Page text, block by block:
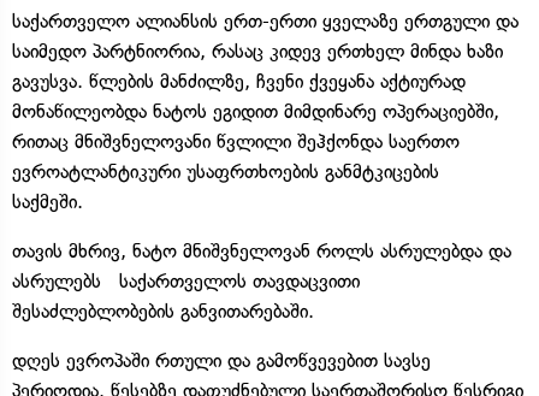
საქართველო ალიანსის ერთ-ერთი ყველაზე ერთგული და
საიმედო პარტნიორია, რასაც კიდევ ერთხელ მინდა ხაზი
გავუსვა. წლების მანძილზე, ჩვენი ქვეყანა აქტიურად
მონაწილეობდა ნატოს ეგიდით მიმდინარე ოპერაციებში,
რითაც მნიშვნელოვანი წვლილი შეჰქონდა საერთო
ევროატლანტიკური უსაფრთხოების განმტკიცების
საქმეში.
თავის მხრივ, ნატო მნიშვნელოვან როლს ასრულებდა და
ასრულებს საქართველოს თავდაცვითი
შესაძლებლობების განვითარებაში.
დღეს ევროპაში რთული და გამოწვევებით სავსე
პერიოდია. წესებზე დაფუძნებული საერთაშორისო წესრიგი